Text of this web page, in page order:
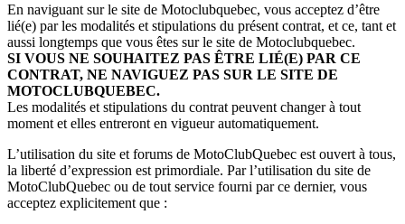
En naviguant sur le site de Motoclubquebec, vous acceptez d’être
lié(e) par les modalités et stipulations du présent contrat, et ce, tant et
aussi longtemps que vous êtes sur le site de Motoclubquebec.
SI VOUS NE SOUHAITEZ PAS ÊTRE LIÉ(E) PAR CE
CONTRAT, NE NAVIGUEZ PAS SUR LE SITE DE
MOTOCLUBQUEBEC.
Les modalités et stipulations du contrat peuvent changer à tout
moment et elles entreront en vigueur automatiquement.
L’utilisation du site et forums de MotoClubQuebec est ouvert à tous,
la liberté d’expression est primordiale. Par l’utilisation du site de
MotoClubQuebec ou de tout service fourni par ce dernier, vous
acceptez explicitement que :